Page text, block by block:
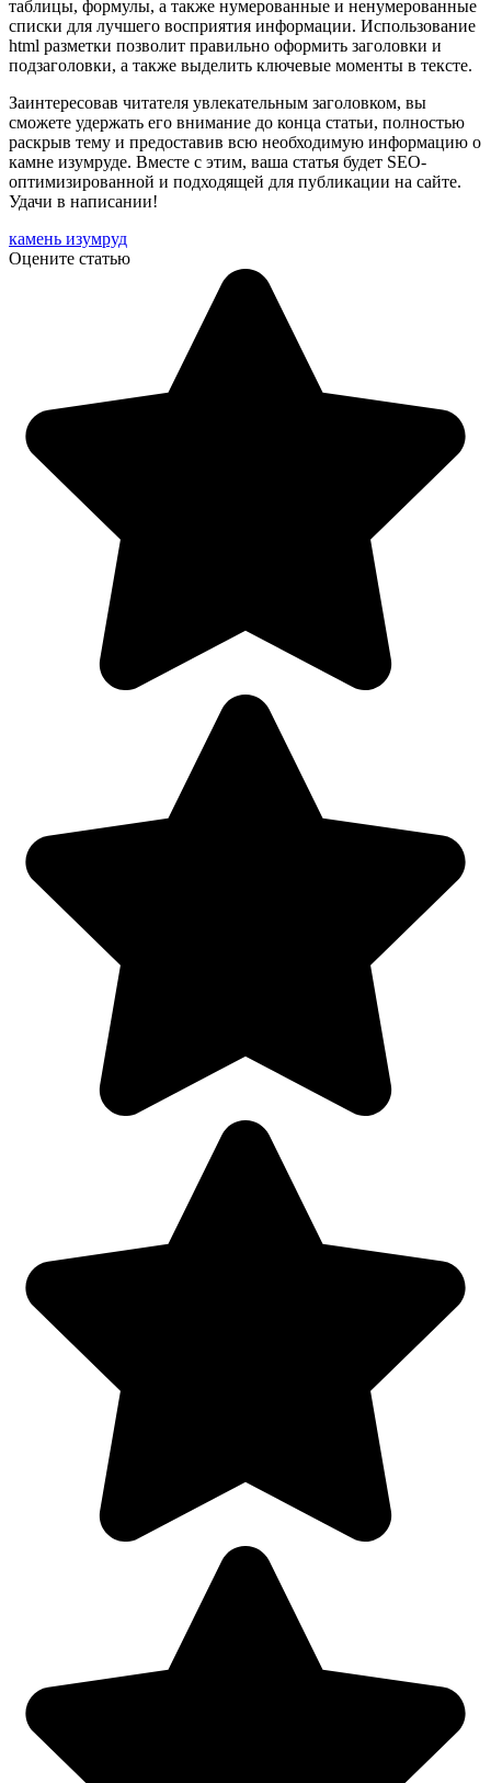
таблицы, формулы, а также нумерованные и ненумерованные
списки для лучшего восприятия информации. Использование
html разметки позволит правильно оформить заголовки и
подзаголовки, а также выделить ключевые моменты в тексте.
Заинтересовав читателя увлекательным заголовком, вы
сможете удержать его внимание до конца статьи, полностью
раскрыв тему и предоставив всю необходимую информацию о
камне изумруде. Вместе с этим, ваша статья будет SEO-
оптимизированной и подходящей для публикации на сайте.
Удачи в написании!
камень изумруд
Оцените статью